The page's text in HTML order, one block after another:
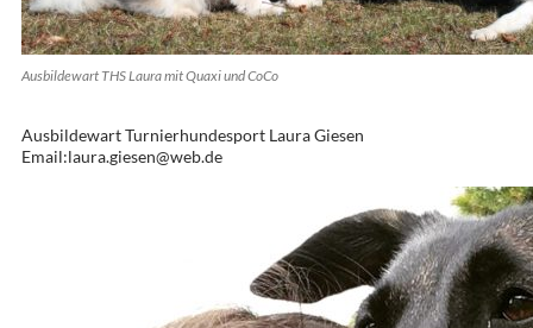
Ausbildewart THS Laura mit Quaxi und CoCo
Ausbildewart Turnierhundesport Laura Giesen
Email:laura.giesen@web.de